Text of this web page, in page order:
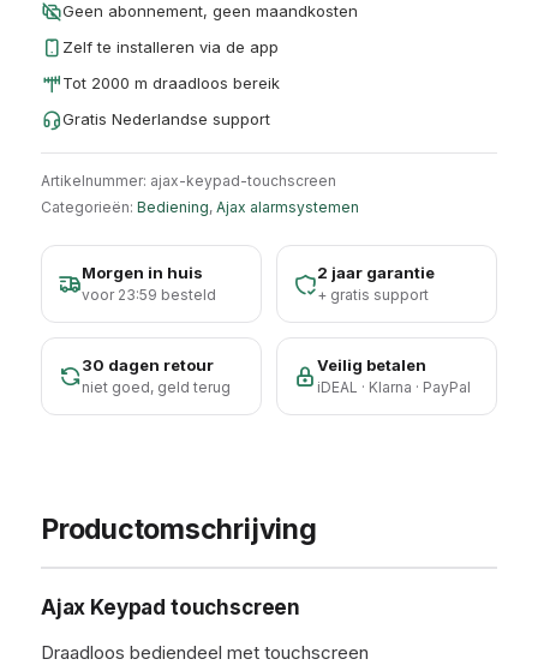
Geen abonnement, geen maandkosten
Zelf te installeren via de app
Tot 2000 m draadloos bereik
Gratis Nederlandse support
Artikelnummer: ajax-keypad-touchscreen
Categorieën: Bediening, Ajax alarmsystemen
Morgen in huis
voor 23:59 besteld
2 jaar garantie
+ gratis support
30 dagen retour
niet goed, geld terug
Veilig betalen
iDEAL · Klarna · PayPal
Productomschrijving
Ajax Keypad touchscreen
Draadloos bediendeel met touchscreen